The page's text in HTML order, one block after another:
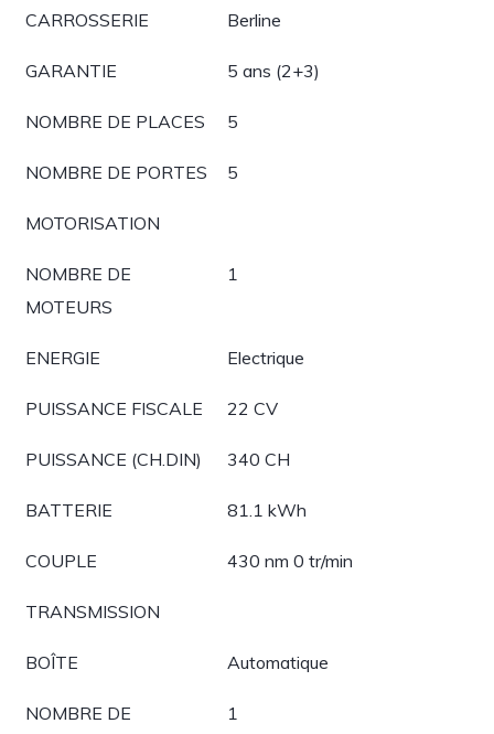
CARROSSERIE Berline
GARANTIE 5 ans (2+3)
NOMBRE DE PLACES 5
NOMBRE DE PORTES 5
MOTORISATION
NOMBRE DE
MOTEURS
1
ENERGIE Electrique
PUISSANCE FISCALE 22 CV
PUISSANCE (CH.DIN) 340 CH
BATTERIE 81.1 kWh
COUPLE 430 nm 0 tr/min
TRANSMISSION
BOÎTE Automatique
NOMBRE DE
1